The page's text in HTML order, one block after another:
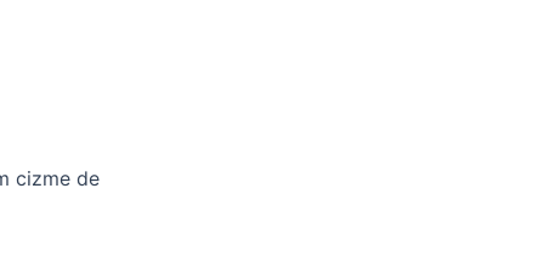
cizme de